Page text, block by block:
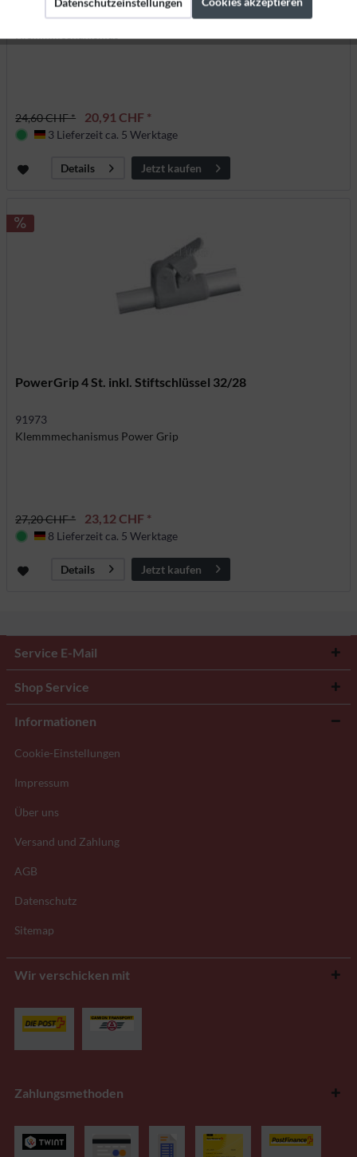
91972
24,60 CHF * 20,91 CHF *
Deutschland
3 Lieferzeit ca. 5 Werktage
Details Jetzt kaufen
PowerGrip 4 St. inkl. Stiftschlüssel 32/28
91973
Klemmmechanismus Power Grip
27,20 CHF * 23,12 CHF *
Deutschland
8 Lieferzeit ca. 5 Werktage
Details Jetzt kaufen
Service E-Mail
Shop Service
Informationen
Cookie-Einstellungen
Impressum
Über uns
Versand und Zahlung
AGB
Datenschutz
Sitemap
Wir verschicken mit
Zahlungsmethoden
Marketing Aktiv